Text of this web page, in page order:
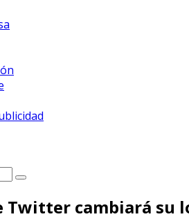
Twitter cambiará su